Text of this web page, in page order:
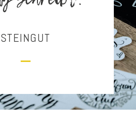
STEINGUT